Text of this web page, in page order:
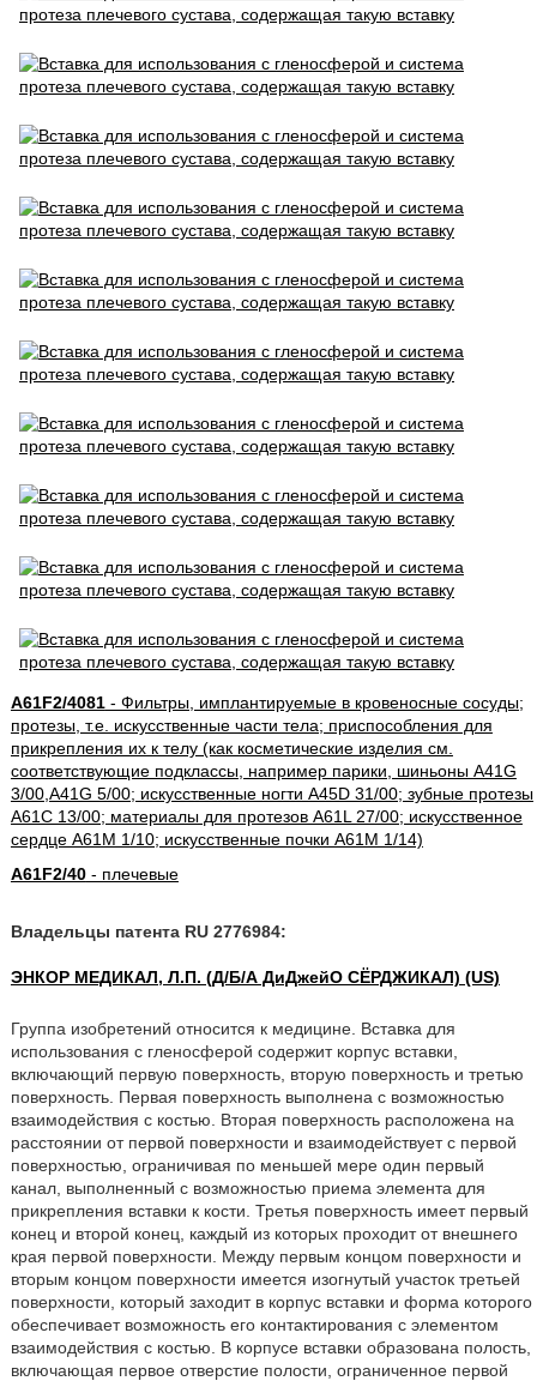
A61F2/4081- Фильтры, имплантируемые в кровеносные сосуды;
протезы, т.е. искусственные части тела; приспособления для
прикрепления их к телу (как косметические изделия см.
соответствующие подклассы, например парики, шиньоны A41G
3/00,A41G 5/00; искусственные ногти A45D 31/00; зубные протезы
A61C 13/00; материалы для протезов A61L 27/00; искусственное
сердце A61M 1/10; искусственные почки A61M 1/14)
A61F2/40- плечевые
Владельцы патента RU 2776984:
ЭНКОР МЕДИКАЛ, Л.П. (Д/Б/А ДиДжейО СЁРДЖИКАЛ) (US)
Группа изобретений относится к медицине. Вставка для
использования с гленосферой содержит корпус вставки,
включающий первую поверхность, вторую поверхность и третью
поверхность. Первая поверхность выполнена с возможностью
взаимодействия с костью. Вторая поверхность расположена на
расстоянии от первой поверхности и взаимодействует с первой
поверхностью, ограничивая по меньшей мере один первый
канал, выполненный с возможностью приема элемента для
прикрепления вставки к кости. Третья поверхность имеет первый
конец и второй конец, каждый из которых проходит от внешнего
края первой поверхности. Между первым концом поверхности и
вторым концом поверхности имеется изогнутый участок третьей
поверхности, который заходит в корпус вставки и форма которого
обеспечивает возможность его контактирования с элементом
взаимодействия с костью. В корпусе вставки образована полость,
включающая первое отверстие полости, ограниченное первой